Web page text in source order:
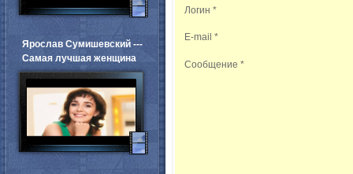
Логин *
E-mail *
Сообщение *
Ярослав Сумишевский ---
Самая лучшая женщина